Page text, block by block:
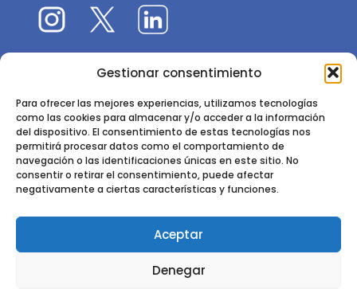
Gestionar consentimiento
Para ofrecer las mejores experiencias, utilizamos tecnologías
como las cookies para almacenar y/o acceder a la información
del dispositivo. El consentimiento de estas tecnologías nos
permitirá procesar datos como el comportamiento de
navegación o las identificaciones únicas en este sitio. No
consentir o retirar el consentimiento, puede afectar
negativamente a ciertas características y funciones.
Aceptar
Denegar
El 9CFE es una actividad promovida por laSociedad
Instituto de Ciencias Forestales, INIA-CSIC
Ctra. de la Coruña km 7,5 - 28040 Madrid
DERECHOS RESERVADOS. DISEÑO Y DESARROLLO DEL SITIO WEB,